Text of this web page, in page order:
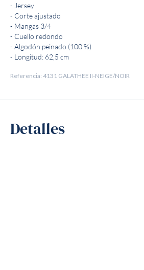
- Jersey
- Corte ajustado
- Mangas 3/4
- Cuello redondo
- Algodón peinado (100 %)
- Longitud: 62,5 cm
Referencia: 4131 GALATHEE II-NEIGE/NOIR
Detalles